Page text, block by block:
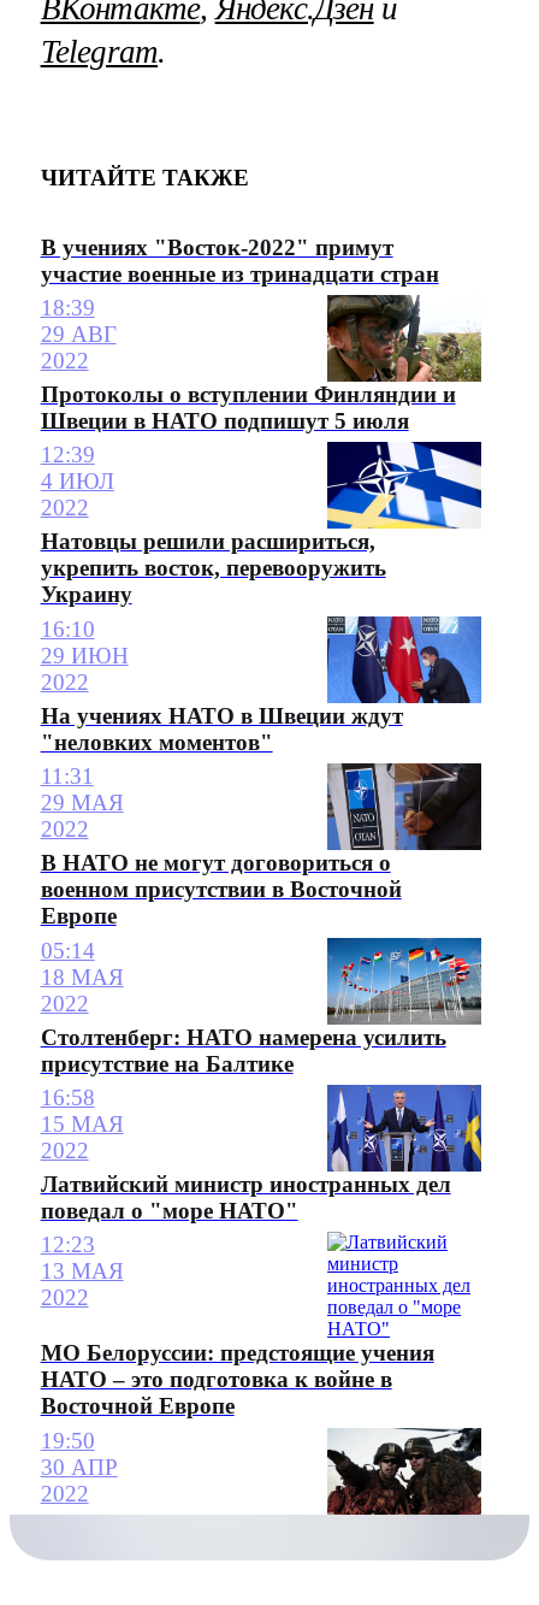
ВКонтакте,Яндекс.Дзени
Telegram.
ЧИТАЙТЕ ТАКЖЕ
В учениях "Восток-2022" примут
участие военные из тринадцати стран
18:39
29 АВГ
2022
Протоколы о вступлении Финляндии и
Швеции в НАТО подпишут 5 июля
12:39
4 ИЮЛ
2022
Натовцы решили расшириться,
укрепить восток, перевооружить
Украину
16:10
29 ИЮН
2022
На учениях НАТО в Швеции ждут
"неловких моментов"
11:31
29 МАЯ
2022
В НАТО не могут договориться о
военном присутствии в Восточной
Европе
05:14
18 МАЯ
2022
Столтенберг: НАТО намерена усилить
присутствие на Балтике
16:58
15 МАЯ
2022
Латвийский министр иностранных дел
поведал о "море НАТО"
12:23
13 МАЯ
2022
МО Белоруссии: предстоящие учения
НАТО – это подготовка к войне в
Восточной Европе
19:50
30 АПР
2022